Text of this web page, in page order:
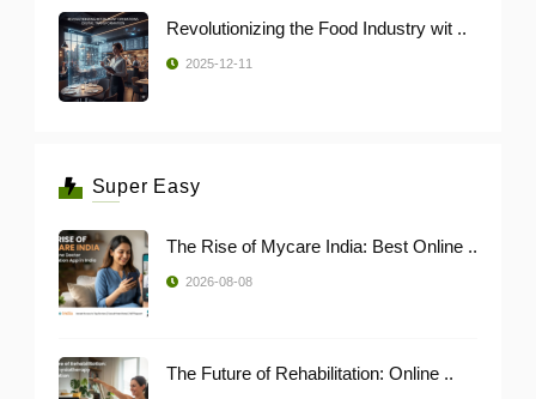
Revolutionizing the Food Industry wit ..
2025-12-11
Super Easy
The Rise of Mycare India: Best Online ..
2026-08-08
The Future of Rehabilitation: Online ..